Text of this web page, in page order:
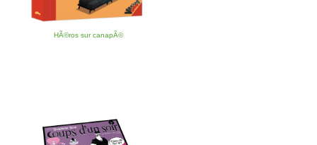
HÃ©ros sur canapÃ©